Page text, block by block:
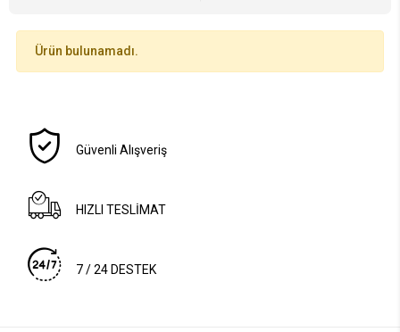
Ürün bulunamadı.
Güvenli Alışveriş
HIZLI TESLİMAT
7 / 24 DESTEK